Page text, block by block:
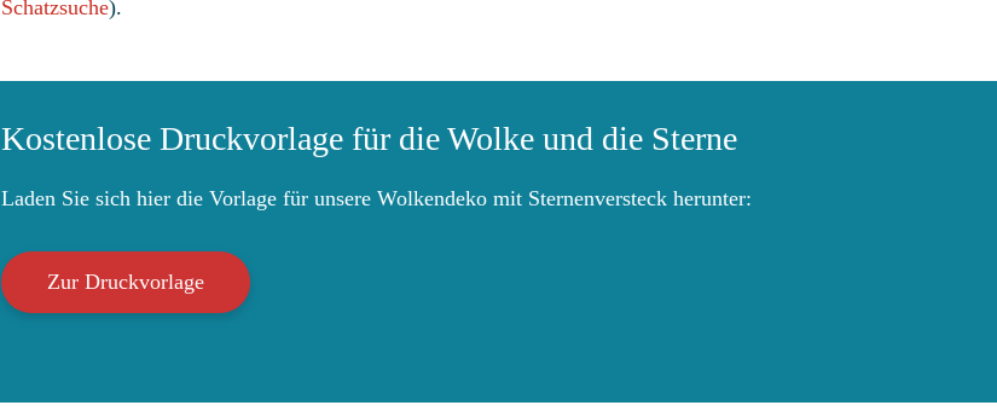
Schatzsuche).
Kostenlose Druckvorlage für die Wolke und die Sterne
Laden Sie sich hier die Vorlage für unsere Wolkendeko mit Sternenversteck herunter:
Zur Druckvorlage